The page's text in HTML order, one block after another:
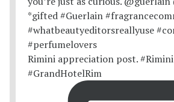
Rimini appreciation post. #Rimini
#GrandHotelRim